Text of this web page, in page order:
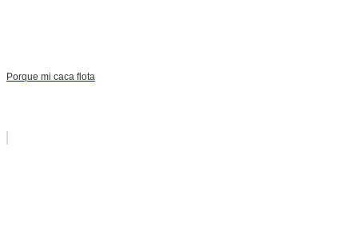
Porque mi caca flota